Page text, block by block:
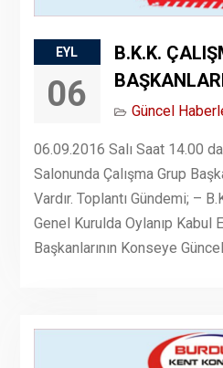
EYL
06
B.K.K.
Güncel
06.09.2016 Salı Saat 14.00
Salonunda Çalışma Grup
Vardır. Toplantı Gündemi; –
Genel Kurulda Oylanıp Kabul
Başkanlarının Konseye